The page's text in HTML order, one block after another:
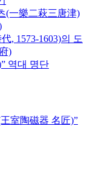
(一樂二萩三唐津)
, 1573-1603)의 도
)
역대 명단
室陶磁器 名匠)”